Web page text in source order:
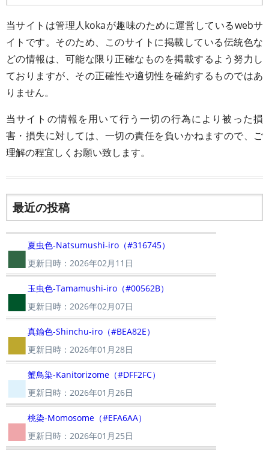
当サイトは管理人kokaが趣味のために運営しているwebサ
イトです。そのため、このサイトに掲載している伝統色な
どの情報は、可能な限り正確なものを掲載するよう努力し
ておりますが、その正確性や適切性を確約するものではあ
りません。
当サイトの情報を用いて行う一切の行為により被った損
害・損失に対しては、一切の責任を負いかねますので、ご
理解の程宜しくお願い致します。
最近の投稿
■ 夏虫色-Natsumushi-iro（#316745）
更新日時：2026年02月11日
■ 玉虫色-Tamamushi-iro（#00562B）
更新日時：2026年02月07日
■真鍮色-Shinchu-iro（#BEA82E）
更新日時：2026年01月28日
■ 蟹鳥染-Kanitorizome（#DFF2FC）
更新日時：2026年01月26日
■桃染-Momosome（#EFA6AA）
更新日時：2026年01月25日